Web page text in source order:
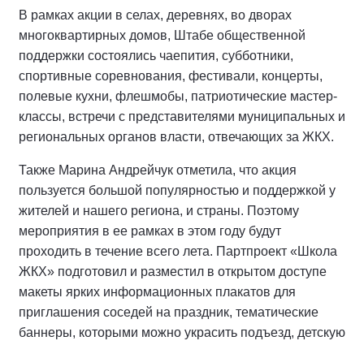
В рамках акции в селах, деревнях, во дворах
многоквартирных домов, Штабе общественной
поддержки состоялись чаепития, субботники,
спортивные соревнования, фестивали, концерты,
полевые кухни, флешмобы, патриотические мастер-
классы, встречи с представителями муниципальных и
региональных органов власти, отвечающих за ЖКХ.
Также Марина Андрейчук отметила, что акция
пользуется большой популярностью и поддержкой у
жителей и нашего региона, и страны. Поэтому
мероприятия в ее рамках в этом году будут
проходить в течение всего лета. Партпроект «Школа
ЖКХ» подготовил и разместил в открытом доступе
макеты ярких информационных плакатов для
приглашения соседей на праздник, тематические
баннеры, которыми можно украсить подъезд, детскую